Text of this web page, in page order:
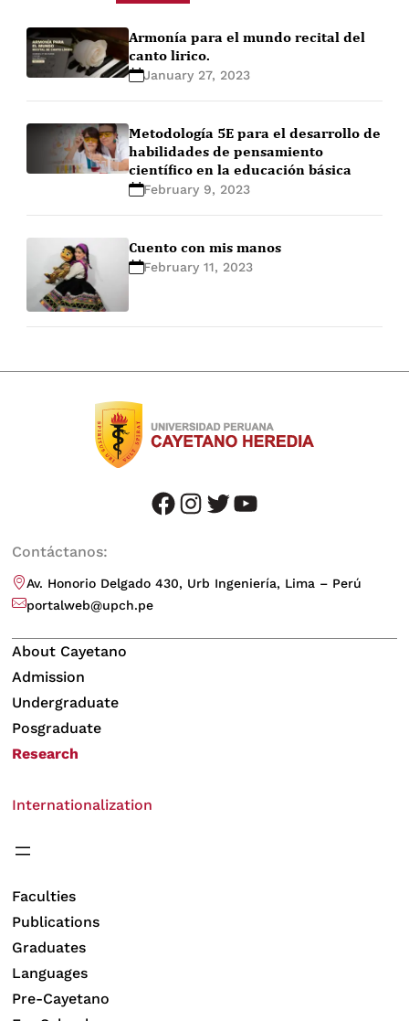
Armonía para el mundo recital del
canto lirico.
January 27, 2023
Metodología 5E para el desarrollo de
habilidades de pensamiento
científico en la educación básica
February 9, 2023
Cuento con mis manos
February 11, 2023
facebook instagram twitter youtube
Contáctanos:
Av. Honorio Delgado 430, Urb Ingeniería, Lima – Perú
portalweb@upch.pe
About Cayetano
Admission
Undergraduate
Posgraduate
Research
Internationalization
Faculties
Publications
Graduates
Languages
Pre-Cayetano